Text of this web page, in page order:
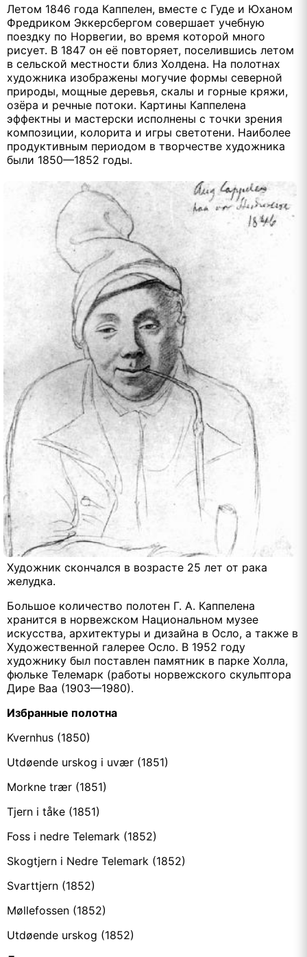
Летом 1846 года Каппелен, вместе с Гуде и Юханом
Фредриком Эккерсбергом совершает учебную
поездку по Норвегии, во время которой много
рисует. В 1847 он её повторяет, поселившись летом
в сельской местности близ Холдена. На полотнах
художника изображены могучие формы северной
природы, мощные деревья, скалы и горные кряжи,
озёра и речные потоки. Картины Каппелена
эффектны и мастерски исполнены с точки зрения
композиции, колорита и игры светотени. Наиболее
продуктивным периодом в творчестве художника
были 1850—1852 годы.
Художник скончался в возрасте 25 лет от рака
желудка.
Большое количество полотен Г. А. Каппелена
хранится в норвежском Национальном музее
искусства, архитектуры и дизайна в Осло, а также в
Художественной галерее Осло. В 1952 году
художнику был поставлен памятник в парке Холла,
фюльке Телемарк (работы норвежского скульптора
Дире Ваа (1903—1980).
Избранные полотна
Kvernhus (1850)
Utdøende urskog i uvær (1851)
Morkne trær (1851)
Tjern i tåke (1851)
Foss i nedre Telemark (1852)
Skogtjern i Nedre Telemark (1852)
Svarttjern (1852)
Møllefossen (1852)
Utdøende urskog (1852)